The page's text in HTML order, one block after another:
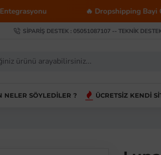
🔥 Dropshipping Bayi Özel
SIPARIŞ DESTEK : 05051087107 -- TEKNIK
NELER SÖYLEDILER ? ÜCRETSIZ KENDI